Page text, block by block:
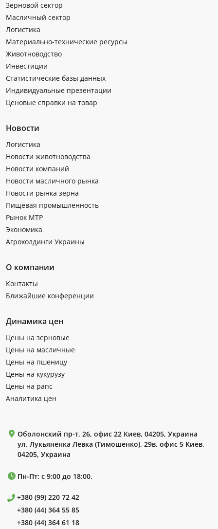
Зерновой сектор
Масличный сектор
Логистика
Материально-технические ресурсы
Животноводство
Инвестиции
Статистические базы данных
Индивидуальные презентации
Ценовые справки на товар
Новости
Логистика
Новости животноводства
Новости компаний
Новости масличного рынка
Новости рынка зерна
Пищевая промышленность
Рынок МТР
Экономика
Агрохолдинги Украины
О компании
Контакты
Ближайшие конференции
Динамика цен
Цены на зерновые
Цены на масличные
Цены на пшеницу
Цены на кукурузу
Цены на рапс
Аналитика цен
Оболонский пр-т, 26, офис 22 Киев, 04205, Украина
ул. Лукьяненка Левка (Тимошенко), 29в, офис 5 Киев,
04205, Украина
Пн-Пт: с 9:00 до 18:00.
+380 (99) 220 72 42
+380 (44) 364 55 85
+380 (44) 364 61 18